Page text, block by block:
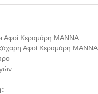
Αφοί Κεραμάρη ΜΑΝΝΑ
Αφοί Κεραμάρη ΜΑΝΝΑ